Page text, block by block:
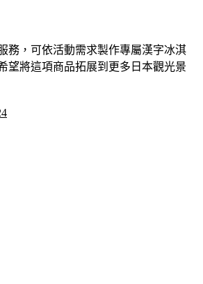
務，可依活動需求製作專屬漢字冰淇
望將這項商品拓展到更多日本觀光景